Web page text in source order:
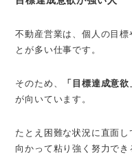
不動産営業は、個人の目
とが多い仕事です。
そのため、 「目標達成意欲
が向いています。
たとえ困難な状況に直面
向かって粘り強く努力でき